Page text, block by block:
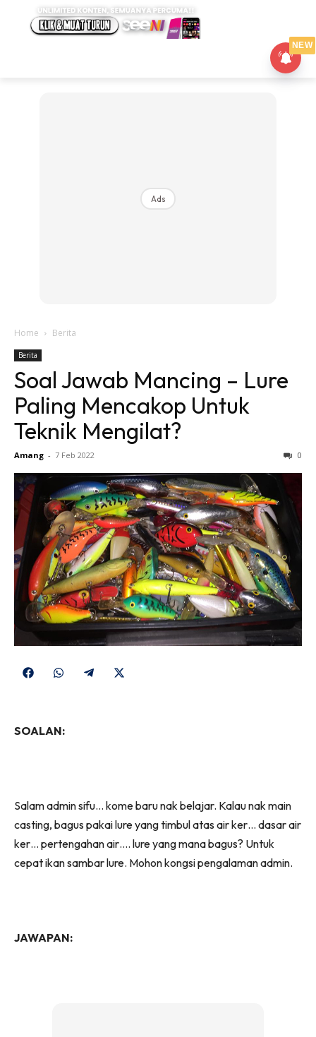
Ads
Home Berita
Berita
Soal Jawab Mancing – Lure
Paling Mencakop Untuk
Teknik Mengilat?
Amang - 7 Feb 2022 0
Share
Share
Share
SOALAN:
Salam admin sifu… kome baru nak belajar. Kalau nak main
casting, bagus pakai lure yang timbul atas air ker… dasar air
ker… pertengahan air…. lure yang mana bagus? Untuk
cepat ikan sambar lure. Mohon kongsi pengalaman admin.
JAWAPAN:
NEW